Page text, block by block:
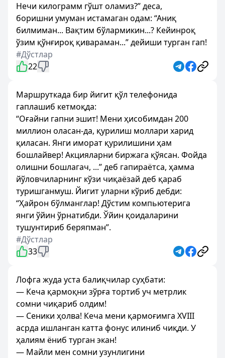
Нечи килограмм гўшт оламиз?” деса,
боришни умуман истамаган одам: “Аниқ
билмиман... Вақтим бўлармикин...? Кейинроқ
ўзим қўнғироқ қивараман...” дейиши турган гап!
#Дўстлар
22
Маршруткада бир йигит қўл телефонида
гаплашиб кетмоқда:
“Оғайни гапни эшит! Мени ҳисобимдан 200
миллион оласан-да, қурилиш моллари харид
қиласан. Янги иморат қурилишини ҳам
бошлайвер! Акцияларни биржага қўясан. Фойда
олишни бошлагач, ...” деб гапираётса, ҳамма
йўловчиларнинг кўзи чиқаёзай деб қараб
туришганмуш. Йигит уларни кўриб дебди:
“Ҳайрон бўлманглар! Дўстим компьютерига
янги ўйин ўрнатибди. Ўйин қоидаларини
тушунтириб беряпман”.
#Дўстлар
33
Лофга жуда уста балиқчилар суҳбати:
— Кеча қармоқни зўрға тортиб уч метрлик
сомни чиқариб олдим!
— Сеники ҳолва! Кеча мени қармоғимга XVIII
асрда ишланган катта фонус илиниб чиқди. У
ҳалиям ёниб турган экан!
— Майли мен сомни узунлигини